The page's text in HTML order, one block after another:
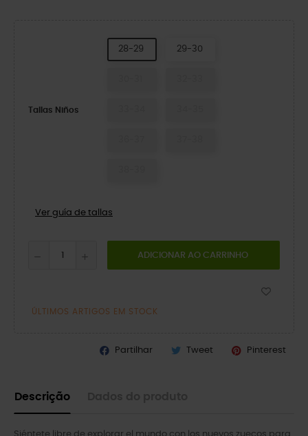
Tallas Niños
28-29 29-30
Ver guía de tallas
ADICIONAR AO CARRINHO
ÚLTIMOS ARTIGOS EM STOCK
Partilhar Tweet Pinterest
Descrição